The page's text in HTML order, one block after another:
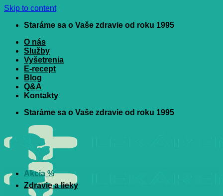
Skip to content
Staráme sa o Vaše zdravie od roku 1995
O nás
Služby
Vyšetrenia
E-recept
Blog
Q&A
Kontakty
Staráme sa o Vaše zdravie od roku 1995
Akcia %
Zdravie a lieky